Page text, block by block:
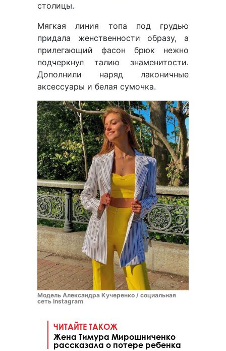
столицы.
Мягкая линия топа под грудью
придала женственности образу, а
прилегающий фасон брюк нежно
подчеркнул талию знаменитости.
Дополнили наряд лаконичные
аксессуары и белая сумочка.
Модель Александра Кучеренко / социальная
сеть Instagram
ЧИТАЙТЕ ТАКОЖ
Жена Тимура Мирошниченко
рассказала о потере ребенка